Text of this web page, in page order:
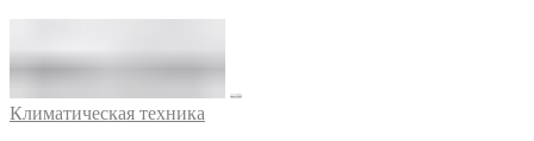
Климатическая техника